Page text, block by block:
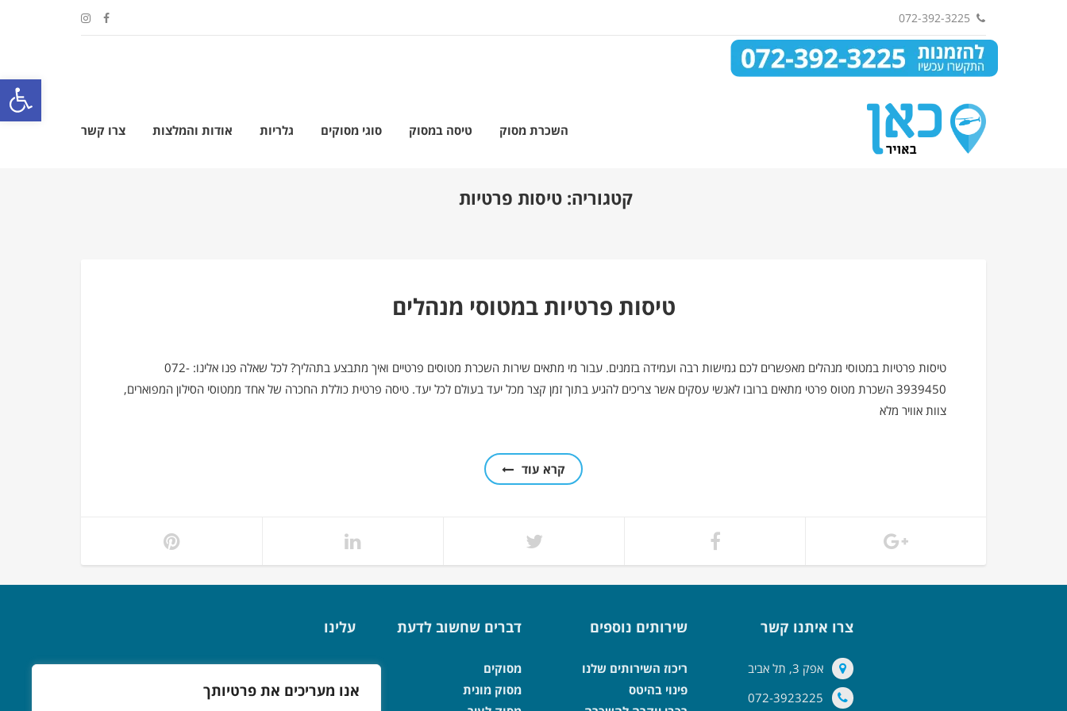
פתח
אנו מעריכים את פרטיותך
072-392-3225
השכרת מסוק טיסה במסוק סוגי מסוקים גלריות אודות והמלצות צרו קשר
קטגוריה: טיסות פרטיות
טיסות פרטיות במטוסי מנהלים
טיסות פרטיות במטוסי מנהלים מאפשרים לכם גמישות רבה ועמידה בזמנים. עבור מי מתאים שירות השכרת מטוסים פרטיים ואיך מתבצע בתהליך? לכל שאלה פנו אלינו: 072-
3939450 השכרת מטוס פרטי מתאים ברובו לאנשי עסקים אשר צריכים להגיע בתוך זמן קצר מכל יעד בעולם לכל יעד. טיסה פרטית כוללת החכרה של אחד ממטוסי הסילון המפוארים,
צוות אוויר מלא
קרא עוד
צרו איתנו קשר
אפק 3, תל אביב
072-3923225
שירותים נוספים
ריכוז השירותים שלנו
פינוי בהיטס
דברים שחשוב לדעת
מסוקים
מסוק מונית
עלינו
בטיחות במסוק
גלריית תמונות